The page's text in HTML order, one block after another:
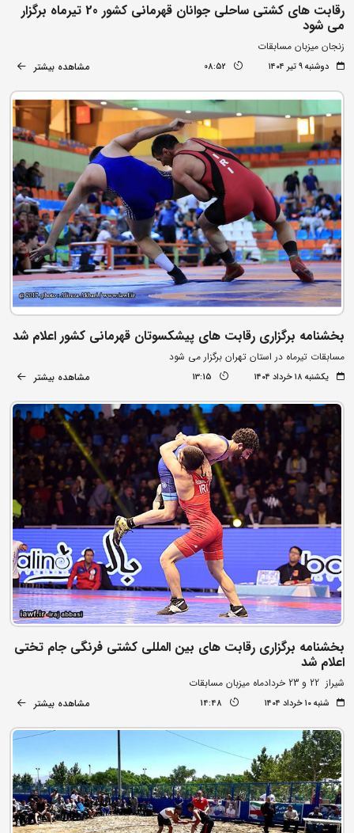
رقابت های کشتی ساحلی جوانان قهرمانی کشور 20 تیرماه برگزار
می شود
زنجان میزبان مسابقات
دوشنبه ۹ تیر ۱۴۰۴ 08:52 مشاهده بیشتر
بخشنامه برگزاری رقابت های پیشکسوتان قهرمانی کشور اعلام شد
مسابقات تیرماه در استان تهران برگزار می شود
یکشنبه ۱۸ خرداد ۱۴۰۴ 13:15 مشاهده بیشتر
بخشنامه برگزاری رقابت های بین المللی کشتی فرنگی جام تختی
اعلام شد
شیراز 22 و 23 خردادماه میزبان مسابقات
شنبه ۱۰ خرداد ۱۴۰۴ 14:48 مشاهده بیشتر